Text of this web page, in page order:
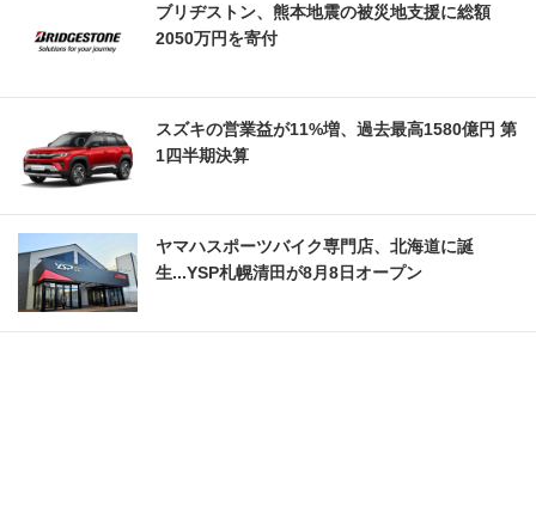
ブリヂストン、熊本地震の被災地支援に総額
2050万円を寄付
スズキの営業益が11%増、過去最高1580億円 第
1四半期決算
ヤマハスポーツバイク専門店、北海道に誕
生...YSP札幌清田が8月8日オープン